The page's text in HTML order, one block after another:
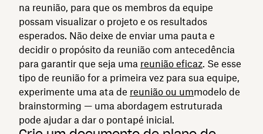
na reunião, para que os membros da equipe
possam visualizar o projeto e os resultados
esperados. Não deixe de enviar uma pauta e
decidir o propósito da reunião com antecedência
para garantir que seja uma reunião eficaz. Se esse
tipo de reunião for a primeira vez para sua equipe,
experimente uma ata de reunião ou ummodelo de
brainstorming — uma abordagem estruturada
pode ajudar a dar o pontapé inicial.